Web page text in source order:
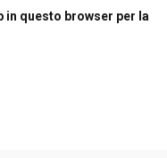
in questo browser per la